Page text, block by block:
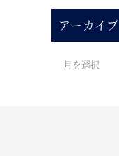
アーカイブ